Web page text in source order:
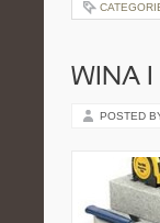
WINA I
POSTED